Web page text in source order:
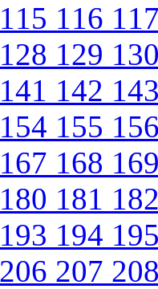
115 116
128 129
141 142
154 155
167 168
180 181
193 194
206 207